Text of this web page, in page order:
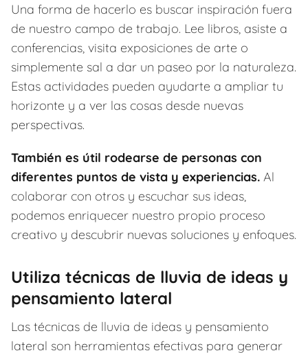
Una forma de hacerlo es buscar inspiración fuera
de nuestro campo de trabajo. Lee libros, asiste a
conferencias, visita exposiciones de arte o
simplemente sal a dar un paseo por la naturaleza.
Estas actividades pueden ayudarte a ampliar tu
horizonte y a ver las cosas desde nuevas
perspectivas.
También es útil rodearse de personas con
diferentes puntos de vista y experiencias. Al
colaborar con otros y escuchar sus ideas,
podemos enriquecer nuestro propio proceso
creativo y descubrir nuevas soluciones y enfoques.
Utiliza técnicas de lluvia de ideas y
pensamiento lateral
Las técnicas de lluvia de ideas y pensamiento
lateral son herramientas efectivas para generar